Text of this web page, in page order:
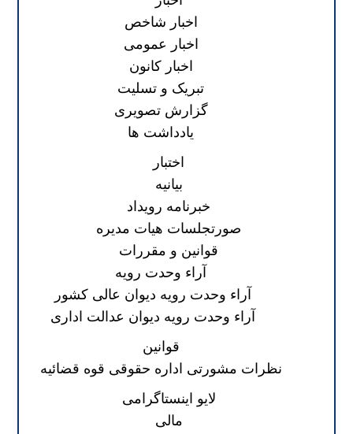
اخبار شاخص
اخبار عمومی
اخبار کانون
تبریک و تسلیت
گزارش تصویری
یادداشت ها
اختبار
بیانیه
خبرنامه رویداد
صورتجلسات هیات مدیره
قوانین و مقررات
آراء وحدت رویه
آراء وحدت رویه دیوان عالی کشور
آراء وحدت رویه دیوان عدالت اداری
قوانین
نظرات مشورتی اداره حقوقی قوه قضائیه
لایو اینستاگرامی
مالی